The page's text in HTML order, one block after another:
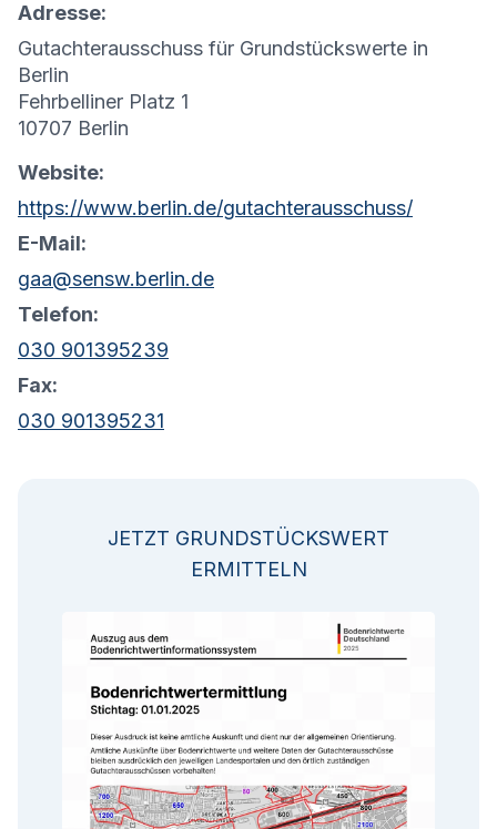
Adresse:
Gutachterausschuss für Grundstückswerte in
Berlin
Fehrbelliner Platz 1
10707 Berlin
Website:
https://www.berlin.de/gutachterausschuss/
E-Mail:
gaa@sensw.berlin.de
Telefon:
030 901395239
Fax:
030 901395231
JETZT GRUNDSTÜCKSWERT
ERMITTELN